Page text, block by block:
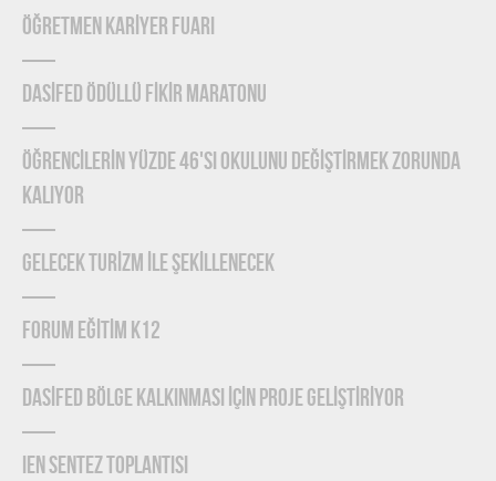
ÖĞRETMEN KARİYER FUARI
DASİFED ÖDÜLLÜ FİKİR MARATONU
ÖĞRENCİLERİN YÜZDE 46'SI OKULUNU DEĞİŞTİRMEK ZORUNDA
KALIYOR
GELECEK TURİZM İLE ŞEKİLLENECEK
FORUM EĞİTİM K12
DASİFED BÖLGE KALKINMASI İÇİN PROJE GELİŞTİRİYOR
IEN Sentez Toplantısı